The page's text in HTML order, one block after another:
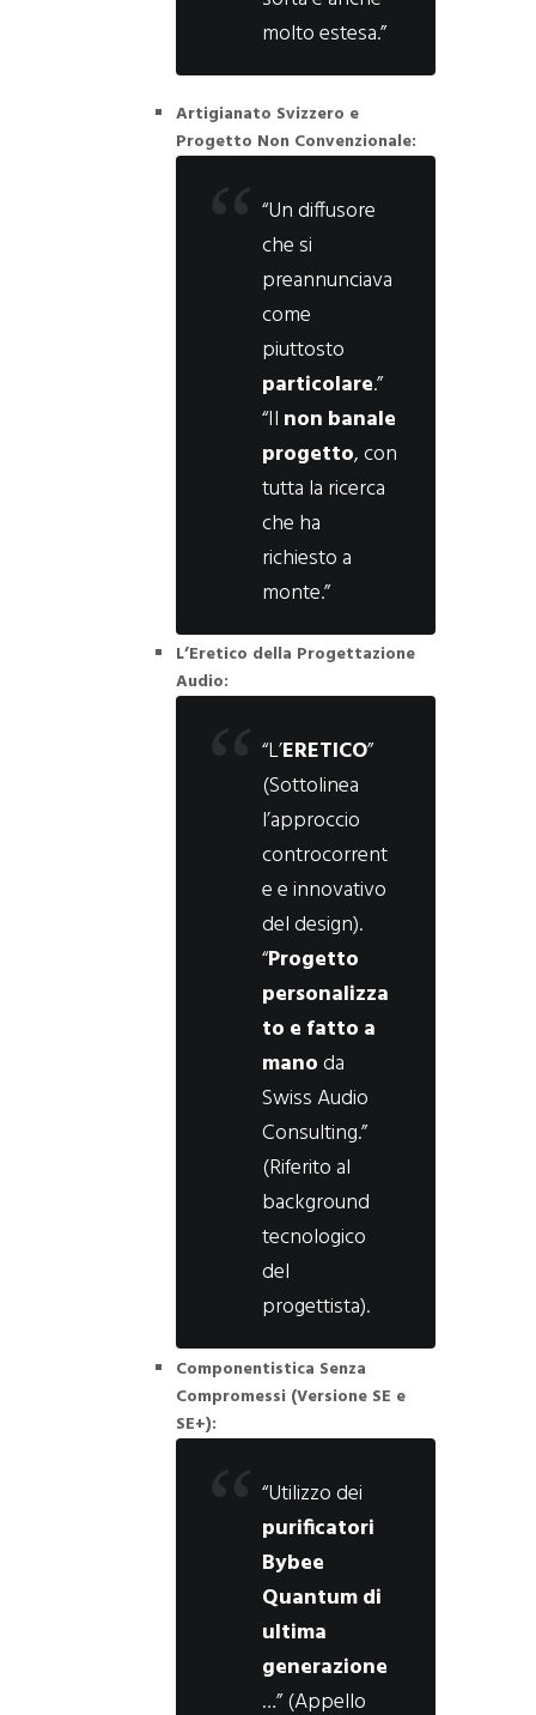
molto estesa.”
Artigianato Svizzero e
Progetto Non Convenzionale:
“Un diffusore
che si
preannunciava
come
piuttosto
particolare.”
“Il non banale
progetto, con
tutta la ricerca
che ha
richiesto a
monte.”
L’Eretico della Progettazione
Audio:
“L’ERETICO”
(Sottolinea
l’approccio
controcorrent
e e innovativo
del design).
“Progetto
personalizza
to e fatto a
manoda
Swiss Audio
Consulting.”
(Riferito al
background
tecnologico
del
progettista).
Componentistica Senza
Compromessi (Versione SE e
SE+):
“Utilizzo dei
purificatori
Bybee
Quantum di
ultima
generazione
…” (Appello